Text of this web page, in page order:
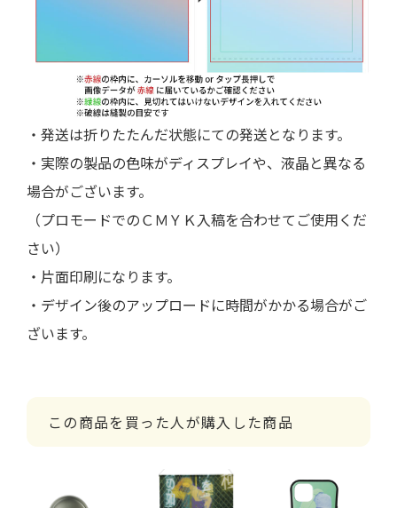
・発送は折りたたんだ状態にての発送となります。
・実際の製品の色味がディスプレイや、液晶と異なる
場合がございます。
（プロモードでのＣＭＹＫ入稿を合わせてご使用くだ
さい）
・片面印刷になります。
・デザイン後のアップロードに時間がかかる場合がご
ざいます。
この商品を買った人が購入した商品